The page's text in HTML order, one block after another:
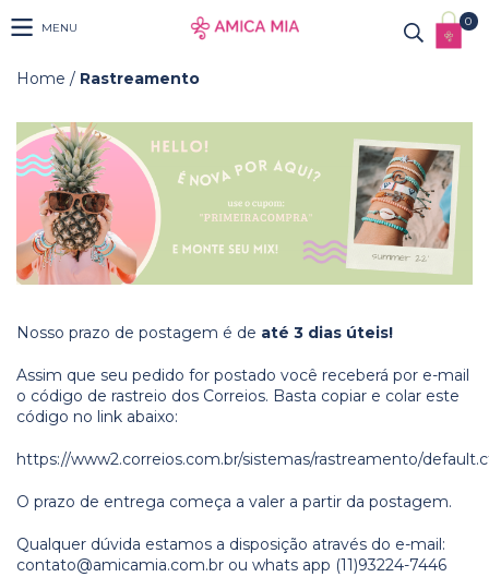
MENU 0
Home / Rastreamento
Nosso prazo de postagem é de até 3 dias úteis!
Assim que seu pedido for postado você receberá por e-mail
o código de rastreio dos Correios. Basta copiar e colar este
código no link abaixo:
https://www2.correios.com.br/sistemas/rastreamento/
O prazo de entrega começa a valer a partir da postagem.
Qualquer dúvida estamos a disposição através do e-mail:
contato@amicamia.com.br ou whats app (11)93224-7446